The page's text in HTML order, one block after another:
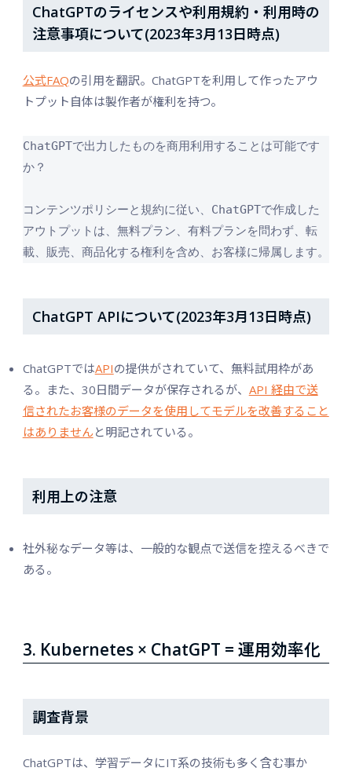
ChatGPTのライセンスや利用規約・利用時の
注意事項について(2023年3月13日時点)
公式FAQの引用を翻訳。ChatGPTを利用して作ったアウ
トプット自体は製作者が権利を持つ。
ChatGPTで出力したものを商用利用することは可能です
か？
コンテンツポリシーと規約に従い、ChatGPTで作成した
アウトプットは、無料プラン、有料プランを問わず、転
載、販売、商品化する権利を含め、お客様に帰属します。
ChatGPT APIについて(2023年3月13日時点)
ChatGPTではAPIの提供がされていて、無料試用枠があ
る。また、30日間データが保存されるが、 API 経由で送
信されたお客様のデータを使用してモデルを改善すること
はありませんと明記されている。
利用上の注意
社外秘なデータ等は、一般的な観点で送信を控えるべきで
ある。
3. Kubernetes × ChatGPT = 運用効率化
調査背景
ChatGPTは、学習データにIT系の技術も多く含む事か